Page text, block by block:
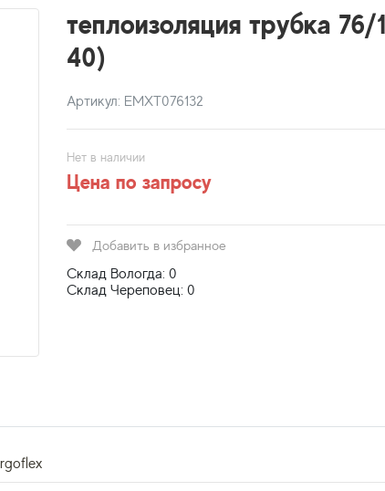
теплоизоляция трубка
40)
Артикул: EMXT076132
Нет в наличии
Цена по запросу
Добавить в избранное
Склад Вологда: 0
Склад Череповец: 0